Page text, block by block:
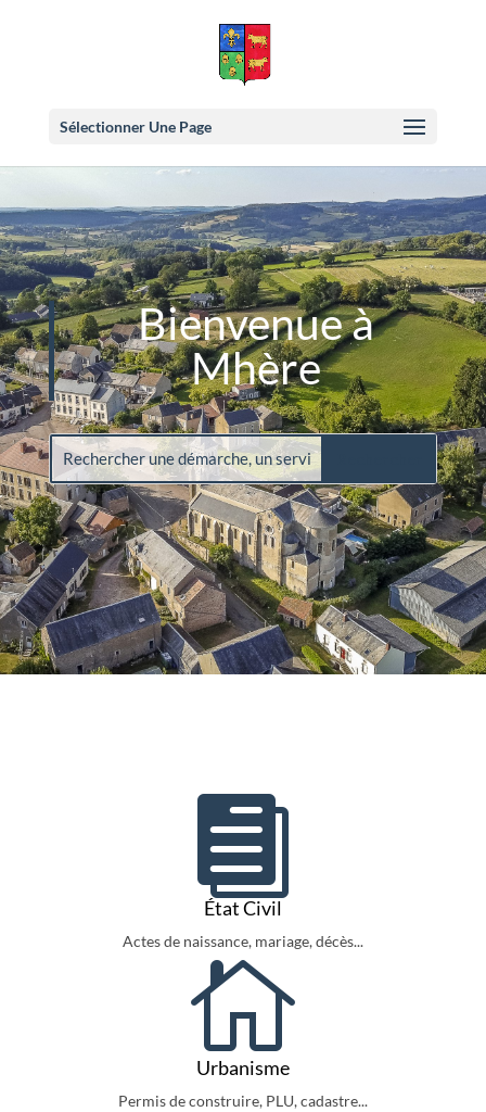
Sélectionner Une Page
Bienvenue à
Mhère

État Civil
Actes de naissance, mariage, décès...

Urbanisme
Permis de construire, PLU, cadastre...